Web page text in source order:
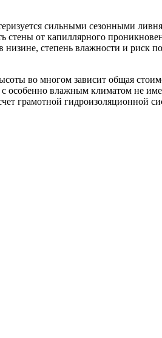
сильными сезонными
стены от капиллярного
степень влажности и риск
во многом зависит общая
влажным климатом не
грамотной гидроизоляционной